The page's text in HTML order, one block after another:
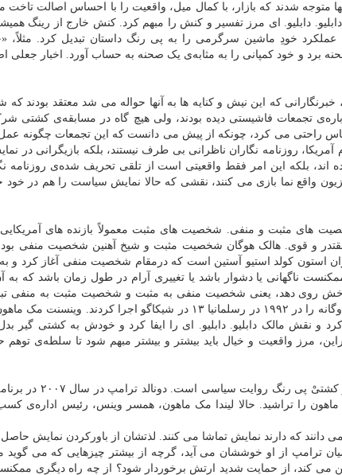
متوجه شدند که بازار، با کمال میل، واقعیت را با احساس اصالت تاخت
که از اواخر دهه‌ی ۱۹۹۰ شروع شد، دابلیو. دابلیو. ای مرز تفسیر و کنش را مبهم کرد. کنش خارج از
خودِ ماشین سرگرمی را به پی رنگ داستان تبدیل کرد. مثلاً،
رینگ به پشت صحنه برد و خود کمپانی را به مثابه‌ی یک صحنه به حساب آورد. اخبار
که این نیش و کنایه ها به آنها حواله می شد معتقد بودند که
تجمعات فاشیستی دیده بودند، ولی هیچ گاه در مسابقه‌ی کشتی
راحتی می کرد، چونکه از پیش می دانست که این تجمعات چگونه
روزنامه نگاران ناظرانی بی طرف نیستند، بلکه بازیگرانی در
اند، بلکه این امر فقط واقعیتی است از تلقی تحریف شده‌ی روزنامه
واقع نما بازی می کنند، نقشی که حالا نمایش سیاست را هم در
های مثبت و منفی. شخصیت های مثبت معمولاً بازنده های آمریکایی
و قوی. هالک هوگان شخصیت مثبت و شیخ آهنین شخصیت منفی بود.
استون کولد استیو آستین است که درمقام شخصیت منفی آغاز کرد و
ناگهانی یا دشوار باشد یا تغییری آرام در طول زمان باشد که
روی دهد، یعنی شخصیت منفی به مثبت و شخصیت مثبت به منفی
استیو آستین و برت هارت یکی از مشهورترین چرخش های دوگانه را در ۱۹۹۲ در رسلمانیا ۱۳ در شیکاگو اجرا
کرد و نقش مالک دابلیو. دابلیو. ای را ایفا کرد و خودش به کشتی گیر
مرز واقعیت و خیال باید بیشتر و بیشتر مبهم شود تا سلطه‌ی
سیاست آمریکا در سال ۲۰۱۷ پی رنگ روایت کشتی است و
را تراشید. حالا لیندا مک ماهون، همسر وینس، رئیس اداره‌ی
که دارند نمایش تماشا می کنند. لذتشان از باورکردن نمایش
ترامپ از او خوششان می آید، گرچه از بیشتر چیزهایی که می گوید
می کند، از حمایت شدید ارتش برخوردار شود؟ از چه راه دیگری